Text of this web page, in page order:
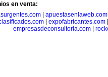
en venta:
| apuestasenlaweb.com
expofabricantes.com
empresasdeconsultoria.com